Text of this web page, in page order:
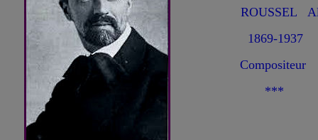
ROUSSEL
1869-1937
Compositeur
***